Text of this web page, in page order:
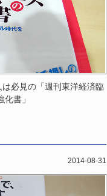
必見の「週刊東洋経済臨
書」
2014-08-31